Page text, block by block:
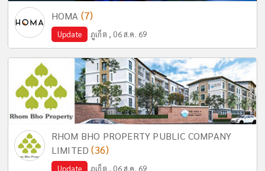
HOMA (7)
Update ภูเก็ต , 06 ส.ค. 69
RHOM BHO PROPERTY PUBLIC COMPANY
LIMITED(36)
Update ภูเก็ต , 06 ส.ค. 69